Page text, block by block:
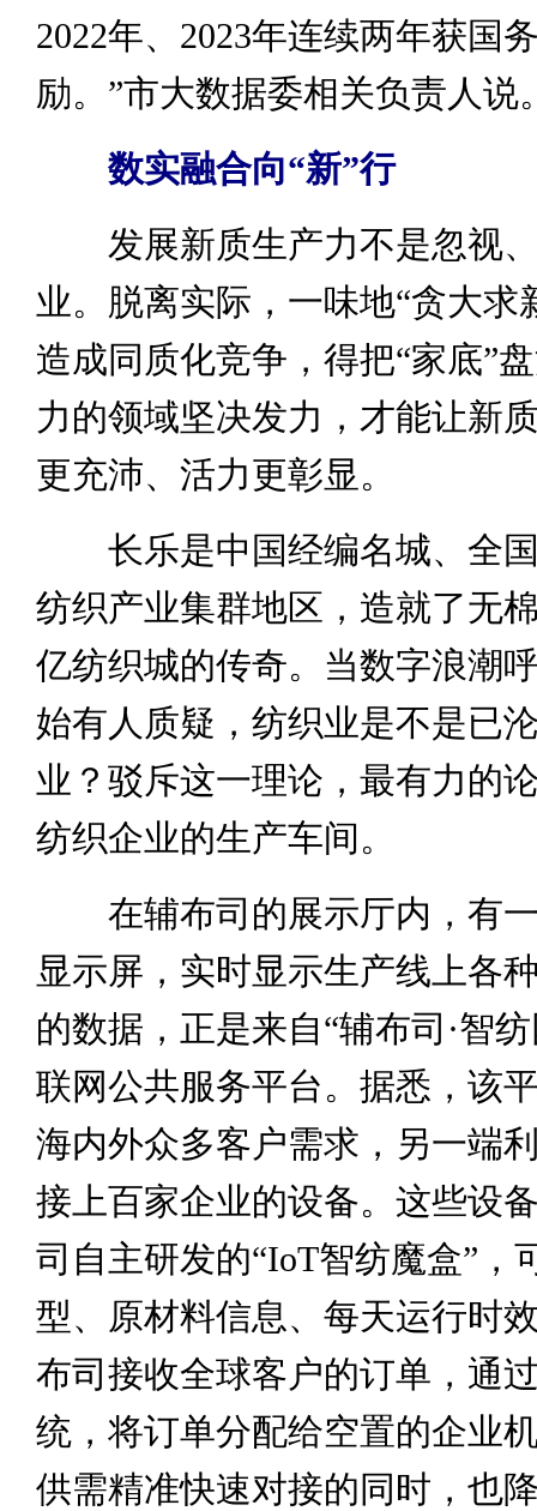
2022年、2023年连续两年获国
励。”市大数据委相关负责人说
数实融合向“新”行
发展新质生产力不是忽视、
业。脱离实际，一味地“贪大求
造成同质化竞争，得把“家底”
力的领域坚决发力，才能让新
更充沛、活力更彰显。
长乐是中国经编名城、全国
纺织产业集群地区，造就了无
亿纺织城的传奇。当数字浪潮
始有人质疑，纺织业是不是已
业？驳斥这一理论，最有力的
纺织企业的生产车间。
在辅布司的展示厅内，有一
显示屏，实时显示生产线上各
的数据，正是来自“辅布司·智
联网公共服务平台。据悉，该
海内外众多客户需求，另一端
接上百家企业的设备。这些设
司自主研发的“IoT智纺魔盒”，
型、原材料信息、每天运行时
布司接收全球客户的订单，通
统，将订单分配给空置的企业
供需精准快速对接的同时，也